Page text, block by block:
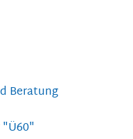
Beratung